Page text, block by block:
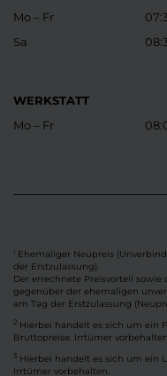
Mo – Fr
Sa
WERKSTATT
Mo – Fr
Ehemaliger Neupreis
der Erstzulassung).
Der errechnete Preisvorteil
gegenüber der ehemaligen
am Tag der Erstzulassung
2 Hierbei handelt es sich um ein
Bruttopreise. Irrtümer
3 Hierbei handelt es sich um ein
Irrtümer vorbehalten.